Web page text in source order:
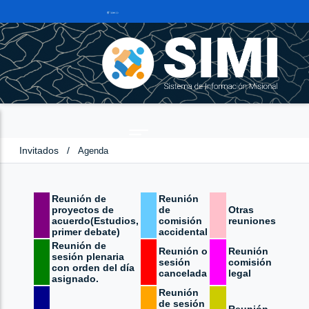
Invitados / Agenda
Reunión de
proyectos de
acuerdo(Estudios,
primer debate)
Reunión
de
comisión
accidental
Otras
reuniones
Reunión de
sesión plenaria
con orden del día
asignado.
Reunión o
sesión
cancelada
Reunión
comisión
legal
Reunión
de sesión